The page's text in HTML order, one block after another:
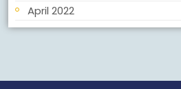
April 2022